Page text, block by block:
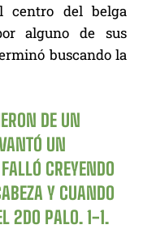
centro del belga
alguno de sus
buscando la
DE UN
UN
CREYENDO
Y CUANDO
2DO PALO. 1-1.